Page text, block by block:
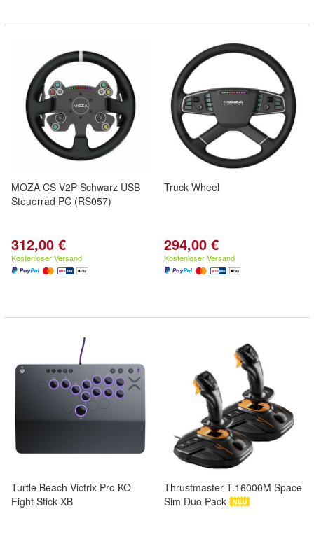
MOZA CS V2P Schwarz USB
Steuerrad PC (RS057)
312,00 €
Kostenloser Versand
Truck Wheel
294,00 €
Kostenloser Versand
Turtle Beach Victrix Pro KO
Fight Stick XB
Thrustmaster T.16000M Space
Sim Duo Pack